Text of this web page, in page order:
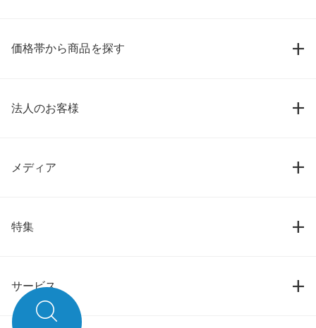
価格帯から商品を探す
法人のお客様
メディア
特集
サービス